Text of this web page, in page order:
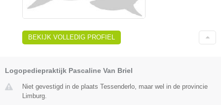
BEKIJK VOLLEDIG PROFIEL
Logopediepraktijk Pascaline Van Briel
Niet gevestigd in de plaats Tessenderlo, maar wel in de provincie
Limburg.